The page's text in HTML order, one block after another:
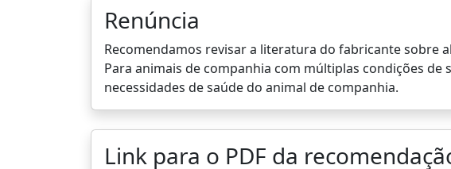
Renúncia
Recomendamos revisar a literatura do fabricante sobre
Para animais de companhia com múltiplas condições
necessidades de saúde do animal de companhia.
Link para o PDF da